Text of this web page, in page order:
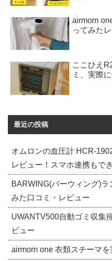
airmorn
ってみた
ここひえ
ミ、実際
最近の投稿
オムロンの血圧計 HCR-
レビュー！スマホ連携もで
BARWING(バーウィング)
みた口コミ・レビュー
UWANTV500自動ゴミ収集
ビュー
airmorn one 衣類スチーマ